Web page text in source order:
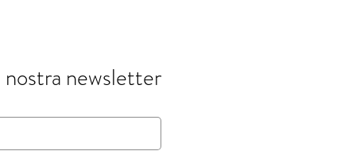
newsletter